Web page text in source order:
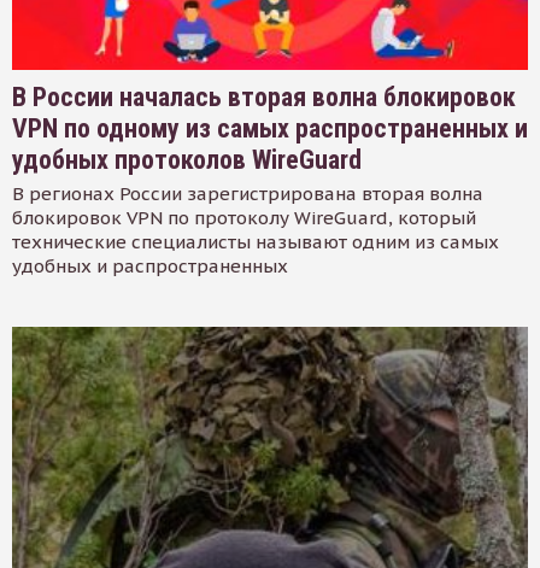
В России началась вторая волна блокировок
VPN по одному из самых распространенных и
удобных протоколов WireGuard
В регионах России зарегистрирована вторая волна
блокировок VPN по протоколу WireGuard, который
технические специалисты называют одним из самых
удобных и распространенных